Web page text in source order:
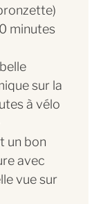
minutes
sur la
à vélo
un bon
avec
vue sur